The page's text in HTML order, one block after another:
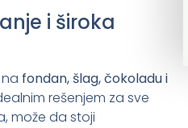
i široka
fondan, šlag, čokoladu i
rešenjem za sve
može da stoji